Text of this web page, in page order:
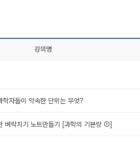
강의명
자들이 약속한 단위는 무엇?
벼락치기 노트만들기 [과학의 기본량 ①]